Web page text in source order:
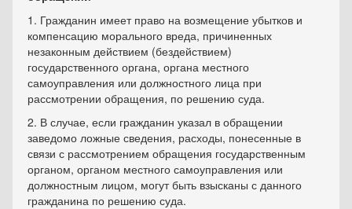
1. Гражданин имеет право на возмещение убытков и
компенсацию морального вреда, причиненных
незаконным действием (бездействием)
государственного органа, органа местного
самоуправления или должностного лица при
рассмотрении обращения, по решению суда.
2. В случае, если гражданин указал в обращении
заведомо ложные сведения, расходы, понесенные в
связи с рассмотрением обращения государственным
органом, органом местного самоуправления или
должностным лицом, могут быть взысканы с данного
гражданина по решению суда.